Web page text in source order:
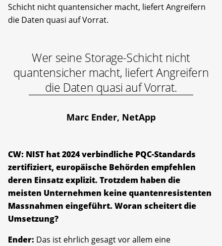
Schicht nicht quantensicher macht, liefert Angreifern
die Daten quasi auf Vorrat.
Wer seine Storage-Schicht nicht
quantensicher macht, liefert Angreifern
die Daten quasi auf Vorrat.
Marc Ender, NetApp
CW: NIST hat 2024 verbindliche PQC-Standards
zertifiziert, europäische Behörden empfehlen
deren Einsatz explizit. Trotzdem haben die
meisten Unternehmen keine quantenresistenten
Massnahmen eingeführt. Woran scheitert die
Umsetzung?
Ender: Das ist ehrlich gesagt vor allem eine